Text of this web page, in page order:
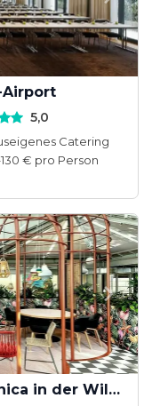
Airport
5,0
Catering
€ pro Person
Marché Restaurant Amazonica in der Wilhelma Stuttgart